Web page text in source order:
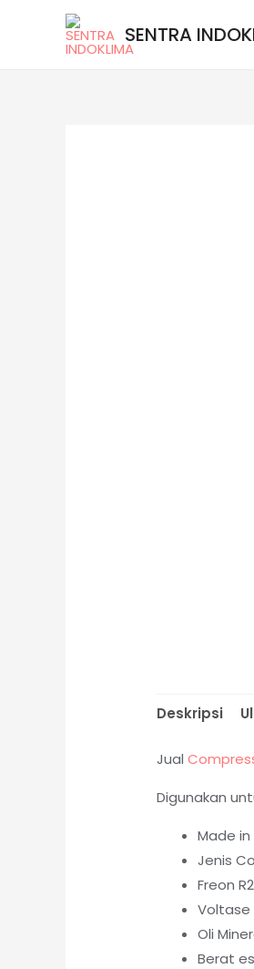
SENTRA
Deskripsi
Jual
Digunakan
Made in
Jenis
Freon
Voltase
Oli
Berat